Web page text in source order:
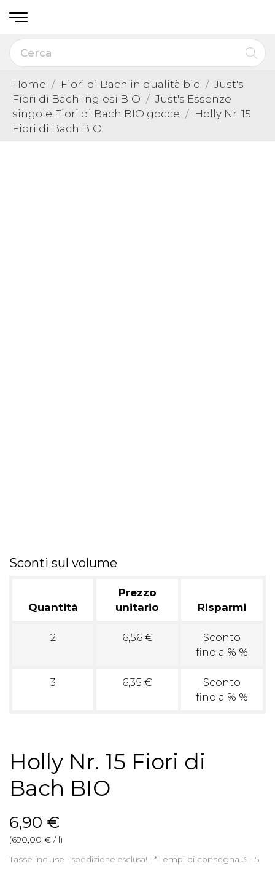
Home Fiori di Bach in qualità bio
Just's
Fiori di Bach inglesi BIO
Just's Essenze
singole Fiori di Bach BIO gocce
Holly Nr. 15
Fiori di Bach BIO
Sconti sul volume
Quantità
Prezzo
unitario
Risparmi
2 6,56 €
Sconto
fino a % %
3 6,35 €
Sconto
fino a % %
Holly Nr. 15 Fiori di
Bach BIO
6,90 €
(690,00 € / l)
Tasse incluse
spedizione esclusa! *Tempi di consegna 3 - 5